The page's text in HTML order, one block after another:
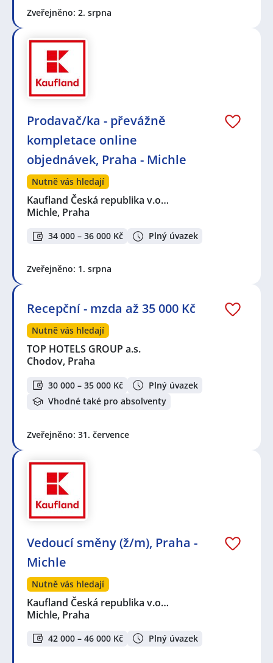
Zveřejněno: 2. srpna
Prodavač/ka - převážně
kompletace online
objednávek, Praha - Michle
Nutně vás hledají
Kaufland Česká republika v.o…
Michle, Praha
34 000 – 36 000 Kč Plný úvazek
Zveřejněno: 1. srpna
Recepční - mzda až 35 000 Kč
Nutně vás hledají
TOP HOTELS GROUP a.s.
Chodov, Praha
30 000 – 35 000 Kč
Plný úvazek
Vhodné také pro absolventy
Zveřejněno: 31. července
Vedoucí směny (ž/m), Praha -
Michle
Nutně vás hledají
Kaufland Česká republika v.o…
Michle, Praha
42 000 – 46 000 Kč Plný úvazek